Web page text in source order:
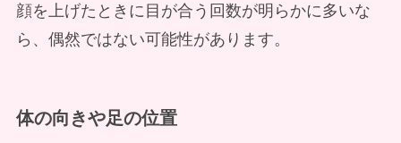
顔を上げたときに目が合う回数が明らかに多いな
ら、偶然ではない可能性があります。
体の向きや足の位置